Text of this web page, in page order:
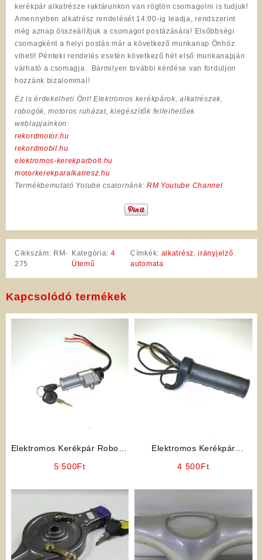
kerékpár alkatrésze raktárunkon van rögtön csomagolni is tudjuk!
Amennyiben alkatrész rendelését 14:00-ig leadja, rendszerint
még aznap összeállítjuk a csomagot postázására! Elsőbbségi
csomagként a helyi postás már a következő munkanap Önhöz
viheti! Pénteki rendelés esetén következő hét első munkanapján
várható a csomagja. Bármilyen további kérdése van forduljon
hozzánk bizalommal!
Ez is érdekelheti Önt! Elektromos kerékpárok, alkatrészek,
robogók, motoros ruházat, kiegészítők fellelhetőek
weblapjainkon:
rekordmotor.hu
rekordmobil.hu
elektromos-kerekparbolt.hu
motorkerekparalkatresz.hu
Termékbemutató Yotube csatornánk: RM Youtube Channel
Cikkszám: RM-
275
Kategória: 4
Ütemű
Címkék: alkatrész,irányjelző
automata
Kapcsolódó termékek
Elektromos Kerékpár Robogó
5 500Ft
Elektromos Kerékpár
4 500Ft